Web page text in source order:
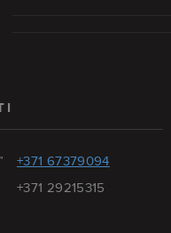
+371 67379094
+371 29215315